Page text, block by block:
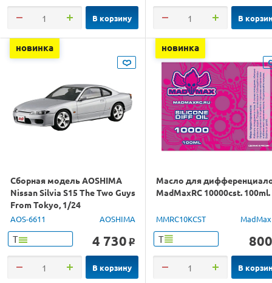
В корзину В
новинка
Сборная модель AOSHIMA
Nissan Silvia S15 The Two Guys
From Tokyo, 1/24
AOS-6611 AOSHIMA
Т 4 730 o
В корзину
новинка
Масло для
MadMaxRC 10000cst. 100ml.
MMRC10KCST
Т 800
В